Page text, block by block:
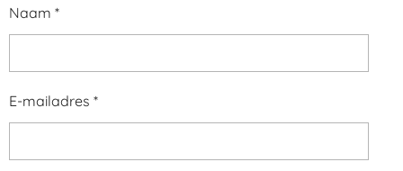
Naam *
E-mailadres *